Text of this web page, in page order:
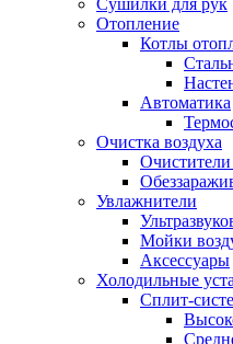
Сушилки для рук
Отопление
Котлы
Автоматика
Очистка воздуха
Очистители
Увлажнители
Мойки
Аксессуары
Холодильные
Сплит-